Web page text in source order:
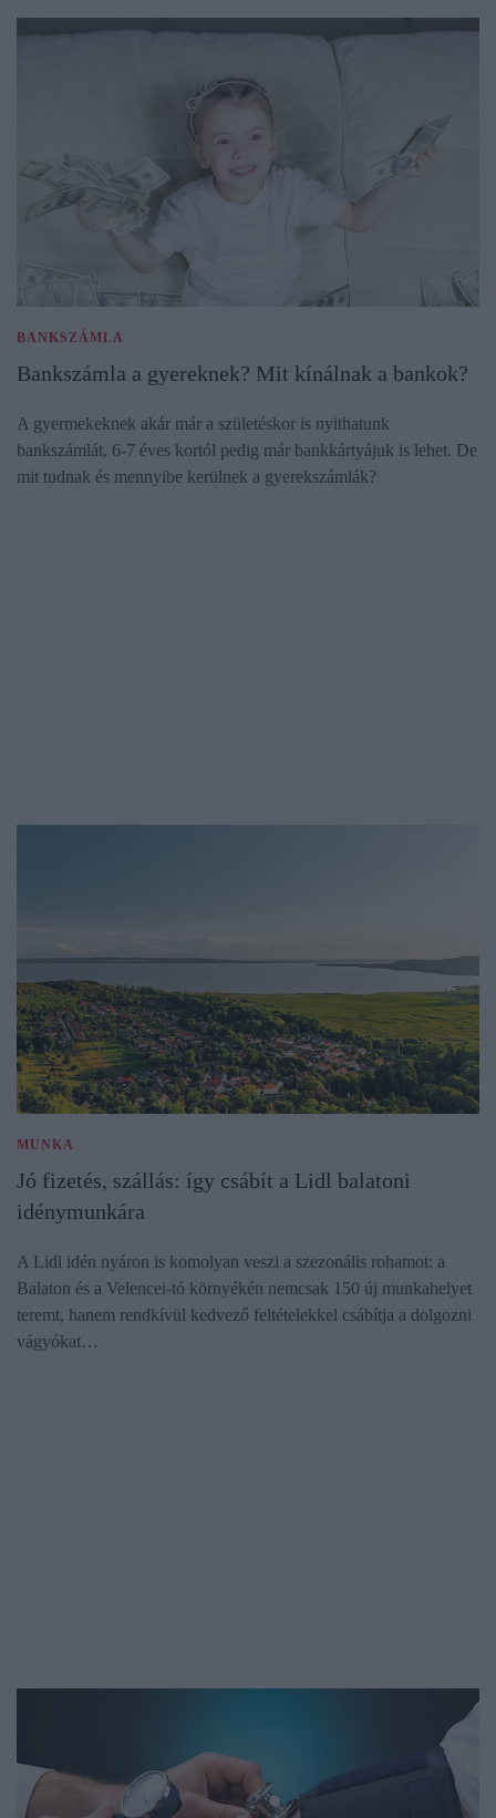
BANKSZÁMLA
Bankszámla a gyereknek? Mit kínálnak a bankok?
A gyermekeknek akár már a születéskor is nyithatunk
bankszámlát, 6-7 éves kortól pedig már bankkártyájuk is lehet. De
mit tudnak és mennyibe kerülnek a gyerekszámlák?
MUNKA
Jó fizetés, szállás: így csábít a Lidl balatoni
idénymunkára
A Lidl idén nyáron is komolyan veszi a szezonális rohamot: a
Balaton és a Velencei-tó környékén nemcsak 150 új munkahelyet
teremt, hanem rendkívül kedvező feltételekkel csábítja a dolgozni
vágyókat…